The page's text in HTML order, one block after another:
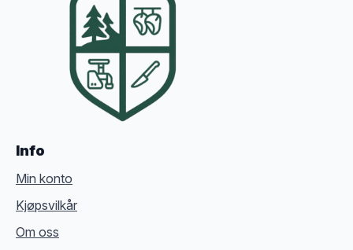
Info
Min konto
Kjøpsvilkår
Om oss